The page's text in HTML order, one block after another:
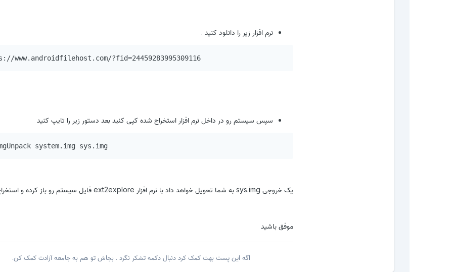
نرم افزار زیر را دانلود کنید .
www.androidfilehost.com/?fid=24459283995309116
سپس سیستم رو در داخل نرم افزار استخراج شده کپی کنید بعد دستور زیر را تایپ کنید
system.img sys.img
یک خروجی sys.img به شما تحویل خواهد داد با نرم افزار ext2explore فایل سیستم رو باز کرده و استخراج کنید
موفق باشید
اگه این پست بهت کمک کرد دنبال دکمه تشکر نگرد . بجاش تو هم به جامعه آزادت کمک کن.